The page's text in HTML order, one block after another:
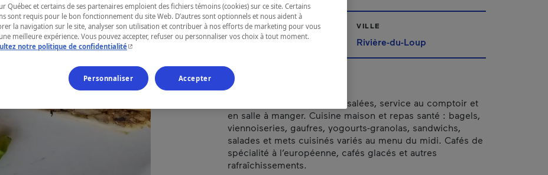
RÉGION
Bas-Saint-Laurent
VILLE
Rivière-du-Loup
Déjeuners, crêpes sucrées-salées, service au comptoir et
en salle à manger. Cuisine maison et repas santé : bagels,
viennoiseries, gaufres, yogourts-granolas, sandwichs,
salades et mets cuisinés variés au menu du midi. Cafés de
spécialité à l’européenne, cafés glacés et autres
rafraîchissements.
Québec et certains de ses partenaires emploient des fichiers témoins (cookies) sur ce site. Certains
sont requis pour le bon fonctionnement du site Web. D’autres sont optionnels et nous aident à
la navigation sur le site, analyser son utilisation et contribuer à nos efforts de marketing pour vous
meilleure expérience. Vous pouvez accepter, refuser ou personnaliser vos choix à tout moment.
notre politique de confidentialité- Cet hyperlien s'ouvrira dans une nouvelle fenêtre.
Personnaliser Accepter